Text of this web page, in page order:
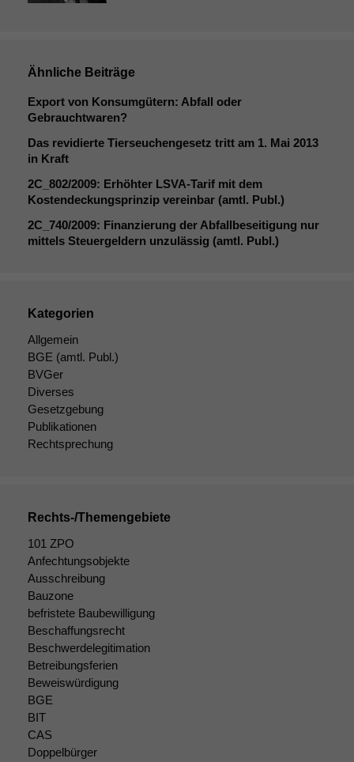
Ähnliche Beiträge
Export von Konsumgütern: Abfall oder
Gebrauchtwaren?
Das revidierte Tierseuchengesetz tritt am 1. Mai 2013
in Kraft
2C_802/2009: Erhöhter LSVA-Tarif mit dem
Kostendeckungsprinzip vereinbar (amtl. Publ.)
2C_740/2009: Finanzierung der Abfallbeseitigung nur
mittels Steuergeldern unzulässig (amtl. Publ.)
Kategorien
Allgemein
BGE (amtl. Publ.)
BVGer
Diverses
Gesetzgebung
Publikationen
Rechtsprechung
Rechts-/Themengebiete
101 ZPO
Anfechtungsobjekte
Ausschreibung
Bauzone
befristete Baubewilligung
Beschaffungsrecht
Beschwerdelegitimation
Betreibungsferien
Beweiswürdigung
BGE
BIT
CAS
Doppelbürger
können. Diese helfen
zu verbessern.